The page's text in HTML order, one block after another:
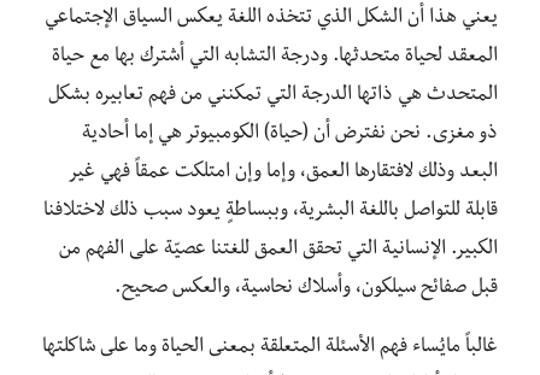
يعني هذا أن الشكل الذي تتخذه اللغة يعكس السياق الإجتماعي
المعقد لحياة متحدثها. ودرجة التشابه التي أشترك بها مع حياة
المتحدث هي ذاتها الدرجة التي تمكنني من فهم تعابيره بشكل
ذو مغزی. نحن نفترض أن (حياة) الكومبيوتر هي إما أحادية
البعد وذلك لافتقارها العمق، وإما وإن امتلكت عمقاً فهي غير
قابلة للتواصل باللغة البشرية، وببساطةٍ يعود سبب ذلك لاختلافنا
الكبير. الإنسانية التي تحقق العمق للغتنا عصيّة علی الفهم من
قبل صفائح سيلكون، وأسلاك نحاسية، والعكس صحيح.
غالباً مايُساء فهم الأسئلة المتعلقة بمعنى الحياة وما على شاكلتها